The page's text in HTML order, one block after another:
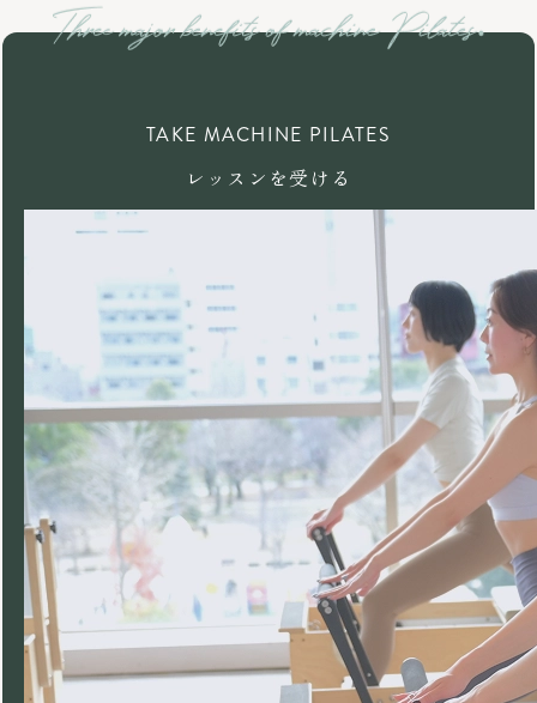
TAKE MACHINE PILATES
レッスンを受ける